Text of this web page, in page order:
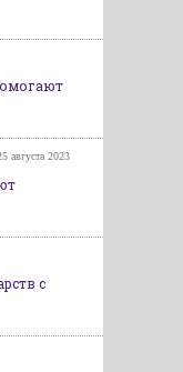
августа 2023
с